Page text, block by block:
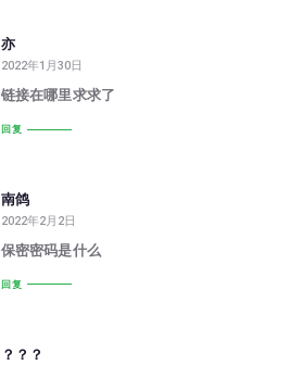
亦
2022年1月30日
链接在哪里求求了
回复
南鸽
2022年2月2日
保密密码是什么
回复
？？？